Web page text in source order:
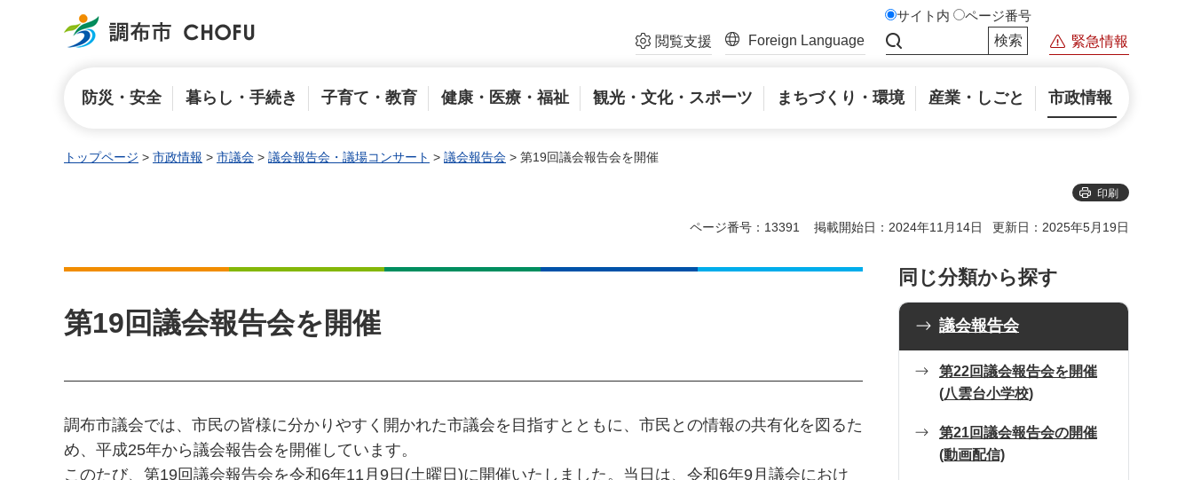
調布市 閲覧支援 Foreign Language
サイト内 ページ番号
緊急情報
防災・安全 暮らし・手続き 子育て・教育 健康・医療・福祉 観光・文化・スポーツ まちづくり・環境 産業・しごと 市政情報
トップページ > 市政情報 > 市議会 > 議会報告会・議場コンサート > 議会報告会 > 第19回議会報告会を開催
印刷
ページ番号：13391 掲載開始日：2024年11月14日 更新日：2025年5月19日
第19回議会報告会を開催
調布市議会では、市民の皆様に分かりやすく開かれた市議会を目指すとともに、市民との情報の共有化を図るた
め、平成25年から議会報告会を開催しています。
このたび、第19回議会報告会を令和6年11月9日(土曜日)に開催いたしました。当日は、令和6年9月議会におけ
同じ分類から探す
議会報告会
第22回議会報告会を開催
(八雲台小学校)
第21回議会報告会の開催
(動画配信)